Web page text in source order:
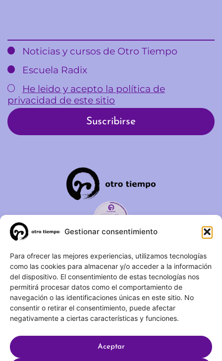
Gestionar consentimiento
Para ofrecer las mejores experiencias, utilizamos tecnologías
como las cookies para almacenar y/o acceder a la información
del dispositivo. El consentimiento de estas tecnologías nos
permitirá procesar datos como el comportamiento de
navegación o las identificaciones únicas en este sitio. No
consentir o retirar el consentimiento, puede afectar
negativamente a ciertas características y funciones.
Aceptar
Noticias y cursos de Otro Tiempo
Escuela Radix
He leido y acepto la política de
privacidad de este sitio
C/ Duque de Fernán Núñez,
2 – 1ºA 28012 – Madrid
(+34) 623 183 283
info@otrotiempo.org